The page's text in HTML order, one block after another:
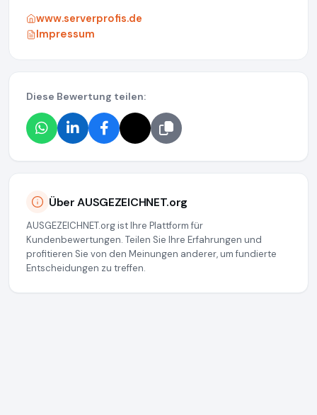
www.serverprofis.de
Impressum
Diese Bewertung teilen:
Über AUSGEZEICHNET.org
AUSGEZEICHNET.org ist Ihre Plattform für
Kundenbewertungen. Teilen Sie Ihre Erfahrungen und
profitieren Sie von den Meinungen anderer, um fundierte
Entscheidungen zu treffen.